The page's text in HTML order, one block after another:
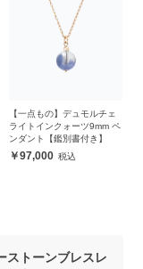
【一点もの】デュモルチェ
ライトインクォーツ9mm ペ
ンダント【鑑別書付き】
97,000
ストーンブレスレ